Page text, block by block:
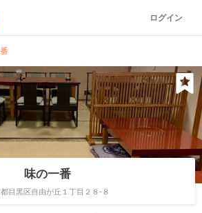
ログイン
味の一番
目黒区自由が丘１丁目２８-８